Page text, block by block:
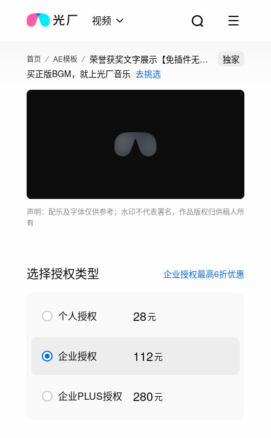
视频
首页 AE模板
荣誉获奖文字展示【免插件无限
加】
独家
买正版BGM，就上光厂音乐 去挑选
声明：配乐及字体仅供参考；水印不代表署名，作品版权归供稿人所
有
选择授权类型 企业授权最高6折优惠
个人授权 28元
企业授权 112元
企业PLUS授权 280元